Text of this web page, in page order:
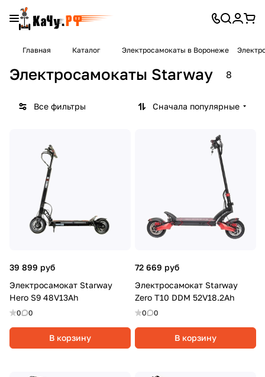
Главная Каталог Электросамокаты в Воронеже
Электросамокаты Starway 8
Все фильтры Сначала популярные
39 899 руб
Электросамокат Starway
Hero S9 48V13Ah
0 0
В корзину
72 669 руб
Электросамокат Starway
Zero T10 DDM 52V18.2Ah
0 0
В корзину